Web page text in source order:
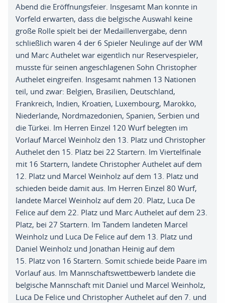
Abend die Eröffnungsfeier. Insgesamt Man konnte in
Vorfeld erwarten, dass die belgische Auswahl keine
große Rolle spielt bei der Medaillenvergabe, denn
schließlich waren 4 der 6 Spieler Neulinge auf der WM
und Marc Authelet war eigentlich nur Reservespieler,
musste für seinen angeschlagenen Sohn Christopher
Authelet eingreifen. Insgesamt nahmen 13 Nationen
teil, und zwar: Belgien, Brasilien, Deutschland,
Frankreich, Indien, Kroatien, Luxembourg, Marokko,
Niederlande, Nordmazedonien, Spanien, Serbien und
die Türkei. Im Herren Einzel 120 Wurf belegten im
Vorlauf Marcel Weinholz den 13. Platz und Christopher
Authelet den 15. Platz bei 22 Startern. Im Viertelfinale
mit 16 Startern, landete Christopher Authelet auf dem
12. Platz und Marcel Weinholz auf dem 13. Platz und
schieden beide damit aus. Im Herren Einzel 80 Wurf,
landete Marcel Weinholz auf dem 20. Platz, Luca De
Felice auf dem 22. Platz und Marc Authelet auf dem 23.
Platz, bei 27 Startern. Im Tandem landeten Marcel
Weinholz und Luca De Felice auf dem 13. Platz und
Daniel Weinholz und Jonathan Heinig auf dem
15. Platz von 16 Startern. Somit schiede beide Paare im
Vorlauf aus. Im Mannschaftswettbewerb landete die
belgische Mannschaft mit Daniel und Marcel Weinholz,
Luca De Felice und Christopher Authelet auf den 7. und